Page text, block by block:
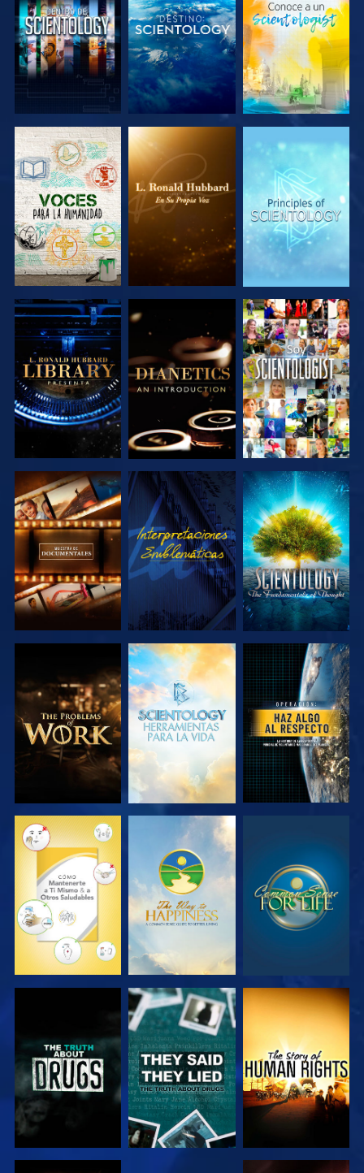
EXPLORA LAS
SERIES
EXPLORA LAS
SERIES
EXPLORA LAS
SERIES
EXPLORA LAS
SERIES
EXPLORA LAS
SERIES
VE
EXPLORA LAS
SERIES
VE
EXPLORA LAS
SERIES
EXPLORA LAS
SERIES
EXPLORA LAS
SERIES
VE
VE VE VE
VE VE